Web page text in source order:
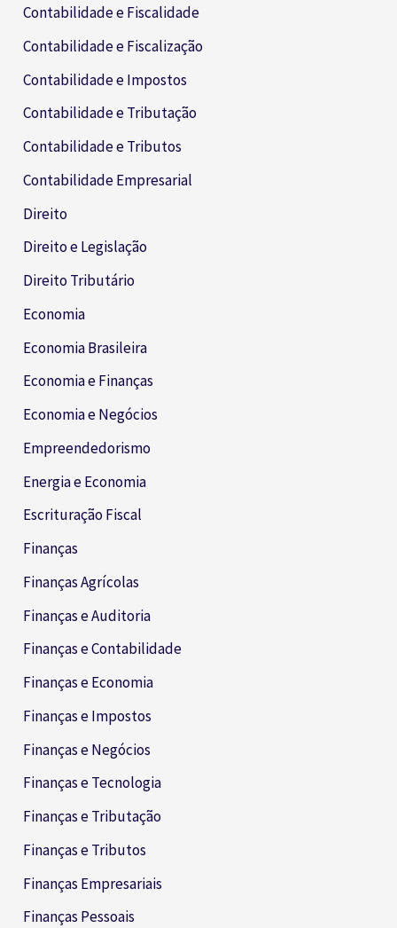
Contabilidade e Fiscalidade
Contabilidade e Fiscalização
Contabilidade e Impostos
Contabilidade e Tributação
Contabilidade e Tributos
Contabilidade Empresarial
Direito
Direito e Legislação
Direito Tributário
Economia
Economia Brasileira
Economia e Finanças
Economia e Negócios
Empreendedorismo
Energia e Economia
Escrituração Fiscal
Finanças
Finanças Agrícolas
Finanças e Auditoria
Finanças e Contabilidade
Finanças e Economia
Finanças e Impostos
Finanças e Negócios
Finanças e Tecnologia
Finanças e Tributação
Finanças e Tributos
Finanças Empresariais
Finanças Pessoais